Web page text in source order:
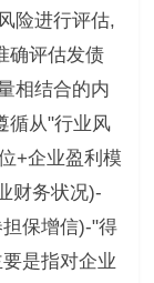
险进行评估,
确评估发债
相结合的内
循从"行业风
+企业盈利模
财务状况)-
保增信)-"得
是指对企业